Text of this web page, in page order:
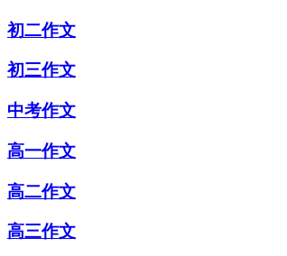
初二作文
初三作文
中考作文
高一作文
高二作文
高三作文